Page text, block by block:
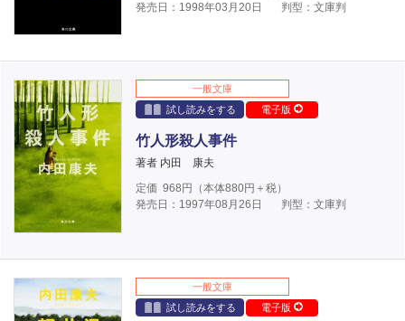
発売日：1998年03月20日
判型：文庫判
一般文庫
試し読みをする
電子版
竹人形殺人事件
著者 内田 康夫
定価 968 円（本体880円＋税）
発売日：1997年08月26日
判型：文庫判
一般文庫
試し読みをする
電子版